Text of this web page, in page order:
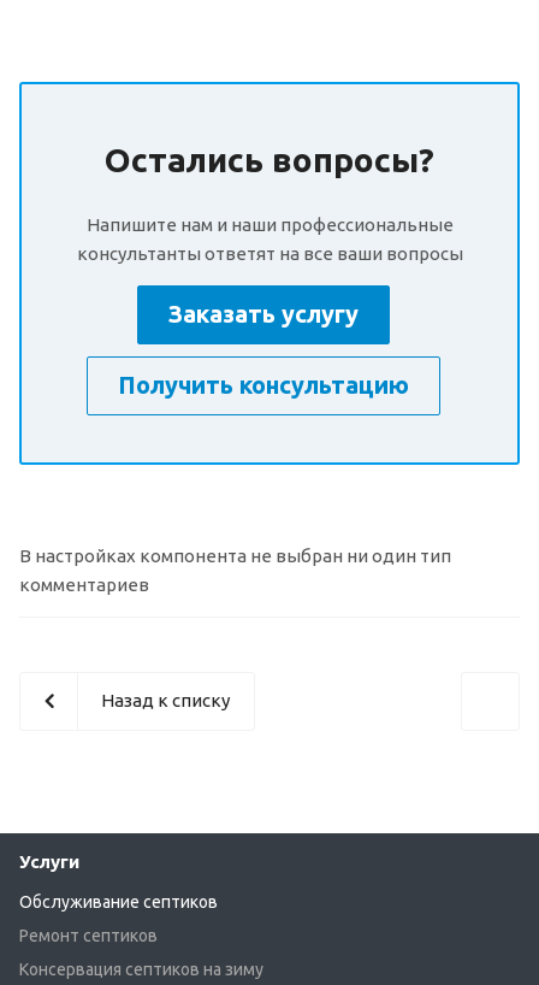
Остались вопросы?
Напишите нам и наши профессиональные
консультанты ответят на все ваши вопросы
Заказать услугу
Получить консультацию
В настройках компонента не выбран ни один тип
комментариев
Назад к списку
Услуги
Обслуживание септиков
Ремонт септиков
Консервация септиков на зиму